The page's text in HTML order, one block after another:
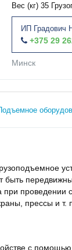
Вес (кг) 35
ИП Градович
+375 29
Минск
быть
при
прессы и т.
с